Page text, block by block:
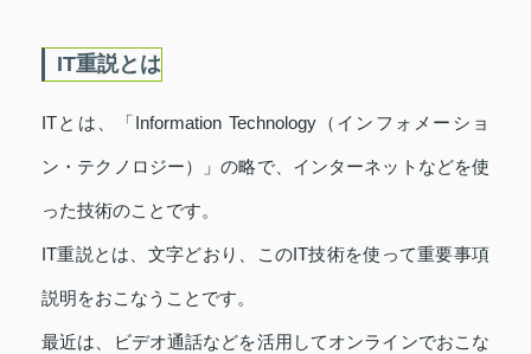
IT重説とは
ITとは、「Information Technology（インフォメーショ
ン・テクノロジー）」の略で、インターネットなどを使
った技術のことです。
IT重説とは、文字どおり、このIT技術を使って重要事項
説明をおこなうことです。
最近は、ビデオ通話などを活用してオンラインでおこな